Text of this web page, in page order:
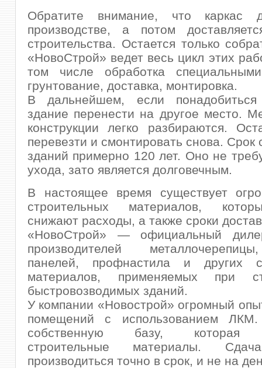
Обратите внимание, что каркас
производстве, а потом
строительства. Остается только
«НовоСтрой» ведет весь цикл этих
том числе обработка
грунтование, доставка, монтировка.
В дальнейшем, если
здание перенести на другое место.
конструкции легко разбираются.
перевезти и смонтировать снова. Срок
зданий примерно 120 лет. Оно не
ухода, зато является долговечным.
В настоящее время существует
строительных материалов,
снижают расходы, а также сроки
«НовоСтрой» — официальный
производителей
панелей, профнастила и других
материалов, применяемых при
быстровозводимых зданий.
У компании «Новострой» огромный
помещений с использованием
собственную базу, которая
строительные материалы.
производиться точно в срок, и не на